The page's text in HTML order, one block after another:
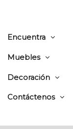
Encuentra
Muebles
Decoración
Contáctenos